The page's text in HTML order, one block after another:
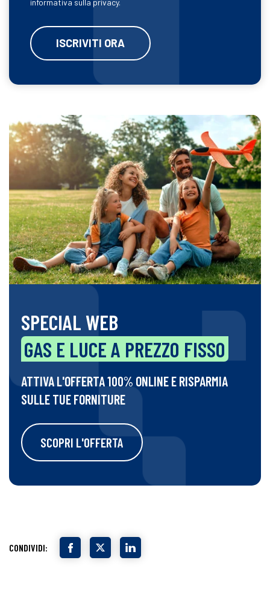
informativa sulla privacy.
SPECIAL WEB
GAS E LUCE A PREZZO FISSO
ATTIVA L'OFFERTA 100% ONLINE E RISPARMIA
SULLE TUE FORNITURE
SCOPRI L'OFFERTA
CONDIVIDI: